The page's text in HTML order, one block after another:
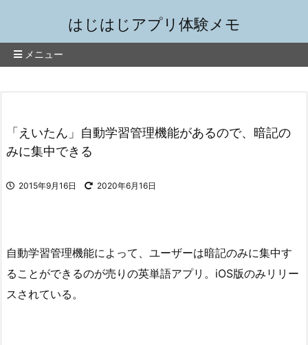
はじはじアプリ体験メモ
メニュー
「えいたん」自動学習管理機能があるので、暗記の
みに集中できる
2015年9月16日 2020年6月16日
自動学習管理機能によって、ユーザーは暗記のみに集中す
ることができるのが売りの英単語アプリ。iOS版のみリリー
スされている。